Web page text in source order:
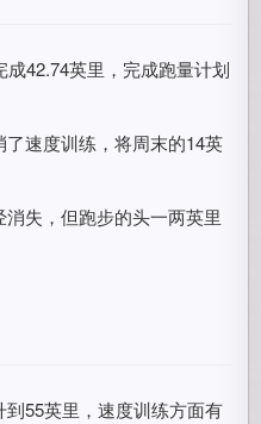
42.74英里，完成跑量计划
速度训练，将周末的14英
失，但跑步的头一两英里
55英里，速度训练方面有